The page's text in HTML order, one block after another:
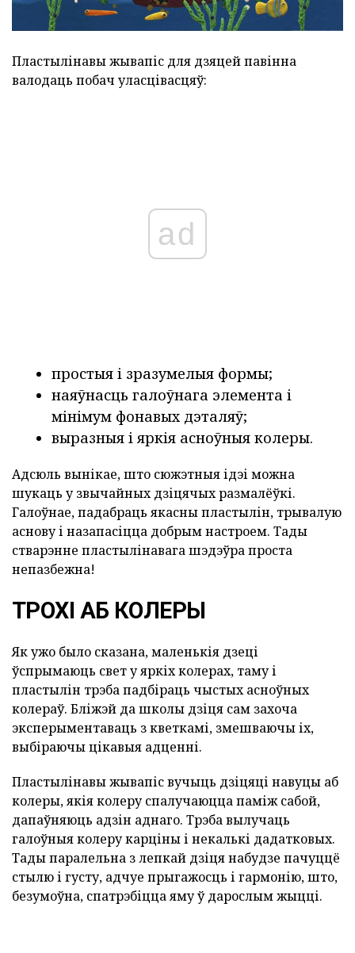
Пластылінавы жывапіс для дзяцей павінна
валодаць побач уласцівасцяў:
ad
простыя і зразумелыя формы;
наяўнасць галоўнага элемента і
мінімум фонавых дэталяў;
выразныя і яркія асноўныя колеры.
Адсюль вынікае, што сюжэтныя ідэі можна
шукаць у звычайных дзіцячых размалёўкі.
Галоўнае, падабраць якасны пластылін, трывалую
аснову і назапасіцца добрым настроем. Тады
стварэнне пластылінавага шэдэўра проста
непазбежна!
ТРОХІ АБ КОЛЕРЫ
Як ужо было сказана, маленькія дзеці
ўспрымаюць свет у яркіх колерах, таму і
пластылін трэба падбіраць чыстых асноўных
колераў. Бліжэй да школы дзіця сам захоча
эксперыментаваць з кветкамі, змешваючы іх,
выбіраючы цікавыя адценні.
Пластылінавы жывапіс вучыць дзіцяці навуцы аб
колеры, якія колеру спалучаюцца паміж сабой,
дапаўняюць адзін аднаго. Трэба вылучаць
галоўныя колеру карціны і некалькі дадатковых.
Тады паралельна з лепкай дзіця набудзе пачуццё
стылю і густу, адчуе прыгажосць і гармонію, што,
безумоўна, спатрэбіцца яму ў дарослым жыцці.